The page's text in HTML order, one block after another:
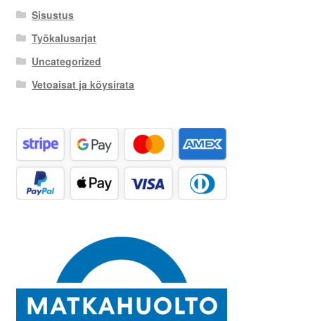
Sisustus
Työkalusarjat
Uncategorized
Vetoaisat ja köysirata